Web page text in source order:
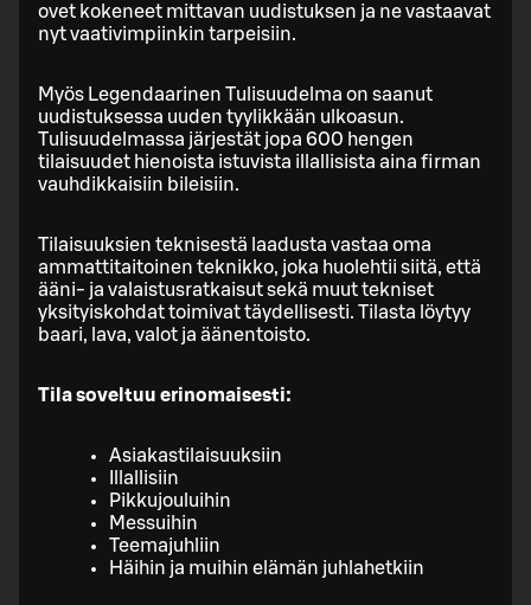
ovet kokeneet mittavan uudistuksen ja ne vastaavat
nyt vaativimpiinkin tarpeisiin.
Myös Legendaarinen Tulisuudelma on saanut
uudistuksessa uuden tyylikkään ulkoasun.
Tulisuudelmassa järjestät jopa 600 hengen
tilaisuudet hienoista istuvista illallisista aina firman
vauhdikkaisiin bileisiin.
Tilaisuuksien teknisestä laadusta vastaa oma
ammattitaitoinen teknikko, joka huolehtii siitä, että
ääni- ja valaistusratkaisut sekä muut tekniset
yksityiskohdat toimivat täydellisesti. Tilasta löytyy
baari, lava, valot ja äänentoisto.
Tila soveltuu erinomaisesti:
Asiakastilaisuuksiin
Illallisiin
Pikkujouluihin
Messuihin
Teemajuhliin
Häihin ja muihin elämän juhlahetkiin